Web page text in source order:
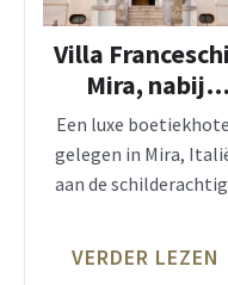
Villa
Mira, nabij
Venetië, Relais
Châteaux
Een luxe
gelegen in Mira,
aan de
VERDER LEZEN